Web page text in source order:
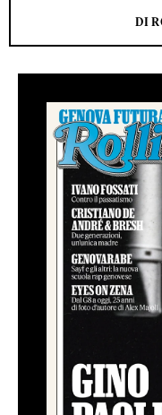
DI